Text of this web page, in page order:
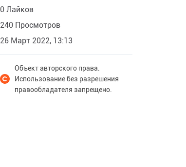
0 Лайков
240 Просмотров
26 Март 2022, 13:13
Объект авторского права.
Использование без разрешения
правообладателя запрещено.